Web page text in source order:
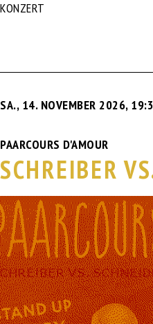
KONZERT
SA., 14. NOVEMBER 2026,
PAARCOURS D'AMOUR
SCHREIBER